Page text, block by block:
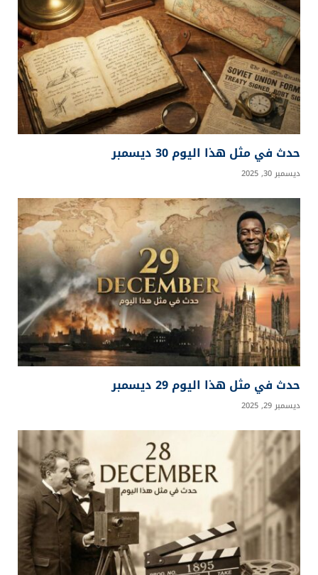
حدث في مثل هذا اليوم 30 ديسمبر
ديسمبر 30, 2025
حدث في مثل هذا اليوم 29 ديسمبر
ديسمبر 29, 2025